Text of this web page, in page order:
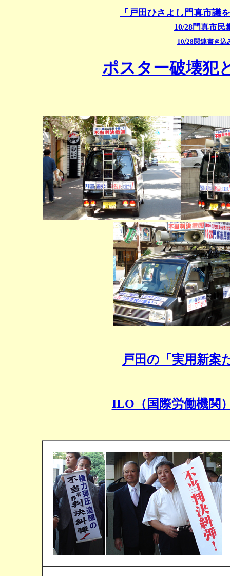
「戸田ひさよし門真市議
10/28門真市民
10/28関連書き込
ポスター破壊犯
戸田の「実用新案
ILO（国際労働機関